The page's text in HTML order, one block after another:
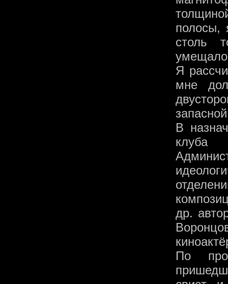
полосы,
столь
Я
мне
В
клуба
др.
По